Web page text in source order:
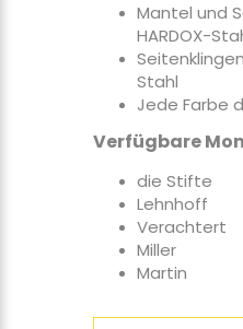
Mantel und
HARDOX-
Stahl
Jede Farbe
Verfügbare
die Stifte
Lehnhoff
Verachtert
Miller
Martin